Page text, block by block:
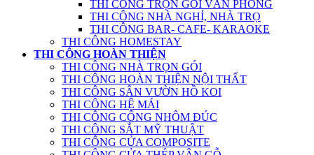
THI CÔNG TRỌN GÓI VĂN PHÒNG
THI CÔNG NHÀ NGHỈ, NHÀ TRỌ
THI CÔNG BAR- CAFE- KARAOKE
THI CÔNG HOMESTAY
THI CÔNG HOÀN THIỆN
THI CÔNG NHÀ TRỌN GÓI
THI CÔNG HOÀN THIỆN NỘI THẤT
THI CÔNG SÂN VƯỜN HỒ KOI
THI CÔNG HỆ MÁI
THI CÔNG CỔNG NHÔM ĐÚC
THI CÔNG SẮT MỸ THUẬT
THI CÔNG CỬA COMPOSITE